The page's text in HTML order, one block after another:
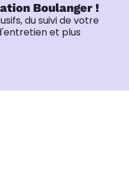
Boulanger !
du suivi de votre
et plus